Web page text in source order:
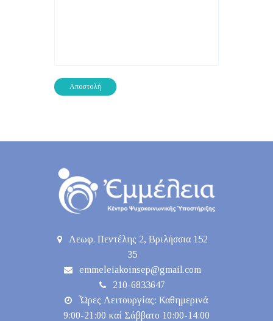
Λεωφ. Πεντέλης 2, Βριλήσσια 152
35
emmeleiakoinsep@gmail.com
210-6833647
Ὧρες Λειτουργίας: Καθημερινά
9:00-21:00 καί Σάββατο 10:00-14:00